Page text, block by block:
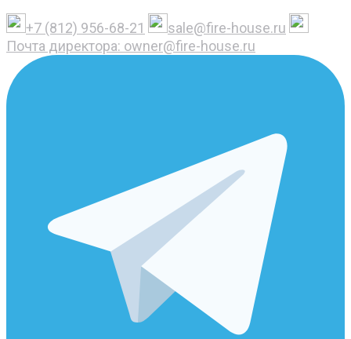
+7 (812) 956-68-21
sale@fire-house.ru
Почта директора: owner@fire-house.ru